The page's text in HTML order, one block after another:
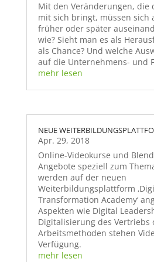
Mit den Veränderungen, die
mit sich bringt, müssen sich
früher oder später
wie? Sieht man es als
als Chance? Und welche
auf die Unternehmens- und
mehr lesen
NEUE
Apr. 29, 2018
Online-Videokurse und
Angebote speziell zum
werden auf der neuen
Weiterbildungsplattform
Transformation Academy‘
Aspekten wie Digital
Digitalisierung des Vertriebs
Arbeitsmethoden stehen
Verfügung.
mehr lesen